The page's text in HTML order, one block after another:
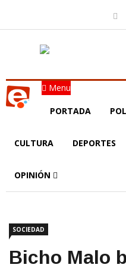
Menu
PORTADA
CULTURA DEPORTES
OPINIÓN
SOCIEDAD
Bicho Malo